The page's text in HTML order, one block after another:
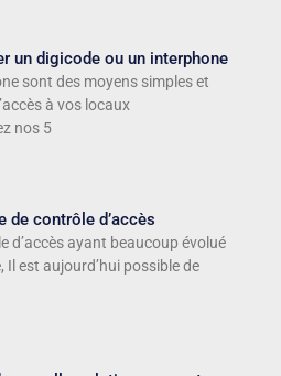
un digicode ou un interphone
sont des moyens simples et
à vos locaux
nos 5
de contrôle d’accès
d’accès ayant beaucoup évolué
est aujourd’hui possible de